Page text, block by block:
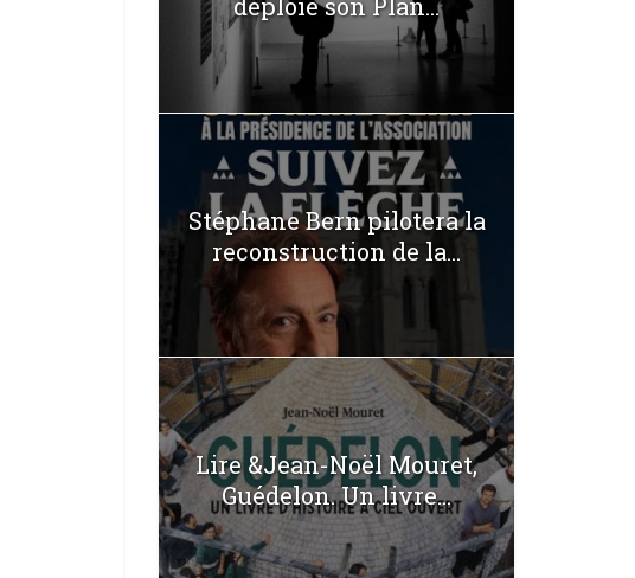
déploie son Plan...
Stéphane Bern pilotera la
reconstruction de la...
Lire &Jean-Noël Mouret,
Guédelon. Un livre...